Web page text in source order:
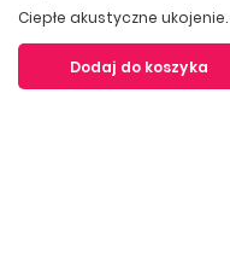
Ciepłe akustyczne ukojenie.
Dodaj do koszyka